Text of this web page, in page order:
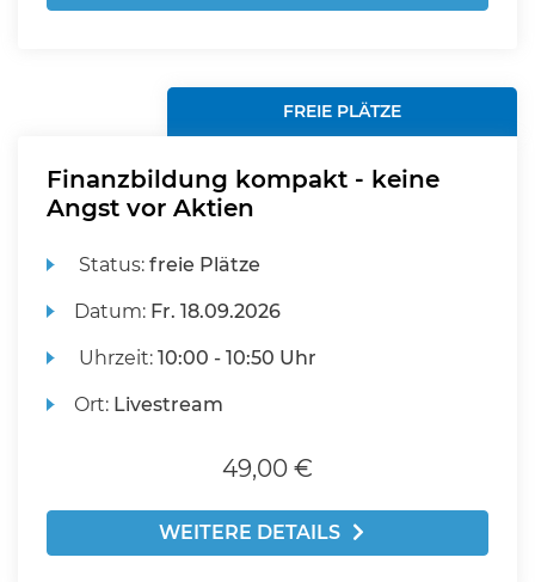
FREIE PLÄTZE
Finanzbildung kompakt - keine
Angst vor Aktien
Status:freie Plätze
Datum: Fr. 18.09.2026
Uhrzeit:10:00 - 10:50 Uhr
Ort: Livestream
49,00 €
WEITERE DETAILS